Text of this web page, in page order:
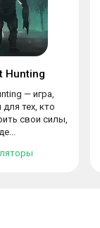
Hunting
— игра,
тех, кто
свои силы,